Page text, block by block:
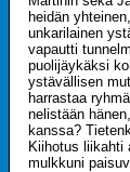
heidän
unkarilainen
vapautti
puolijäykäksi
ystävällisen
harrastaa
nelistään
kanssa?
Kiihotus liikahti
mulkkuni